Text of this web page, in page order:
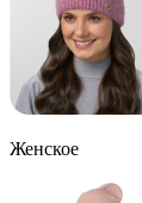
Женское